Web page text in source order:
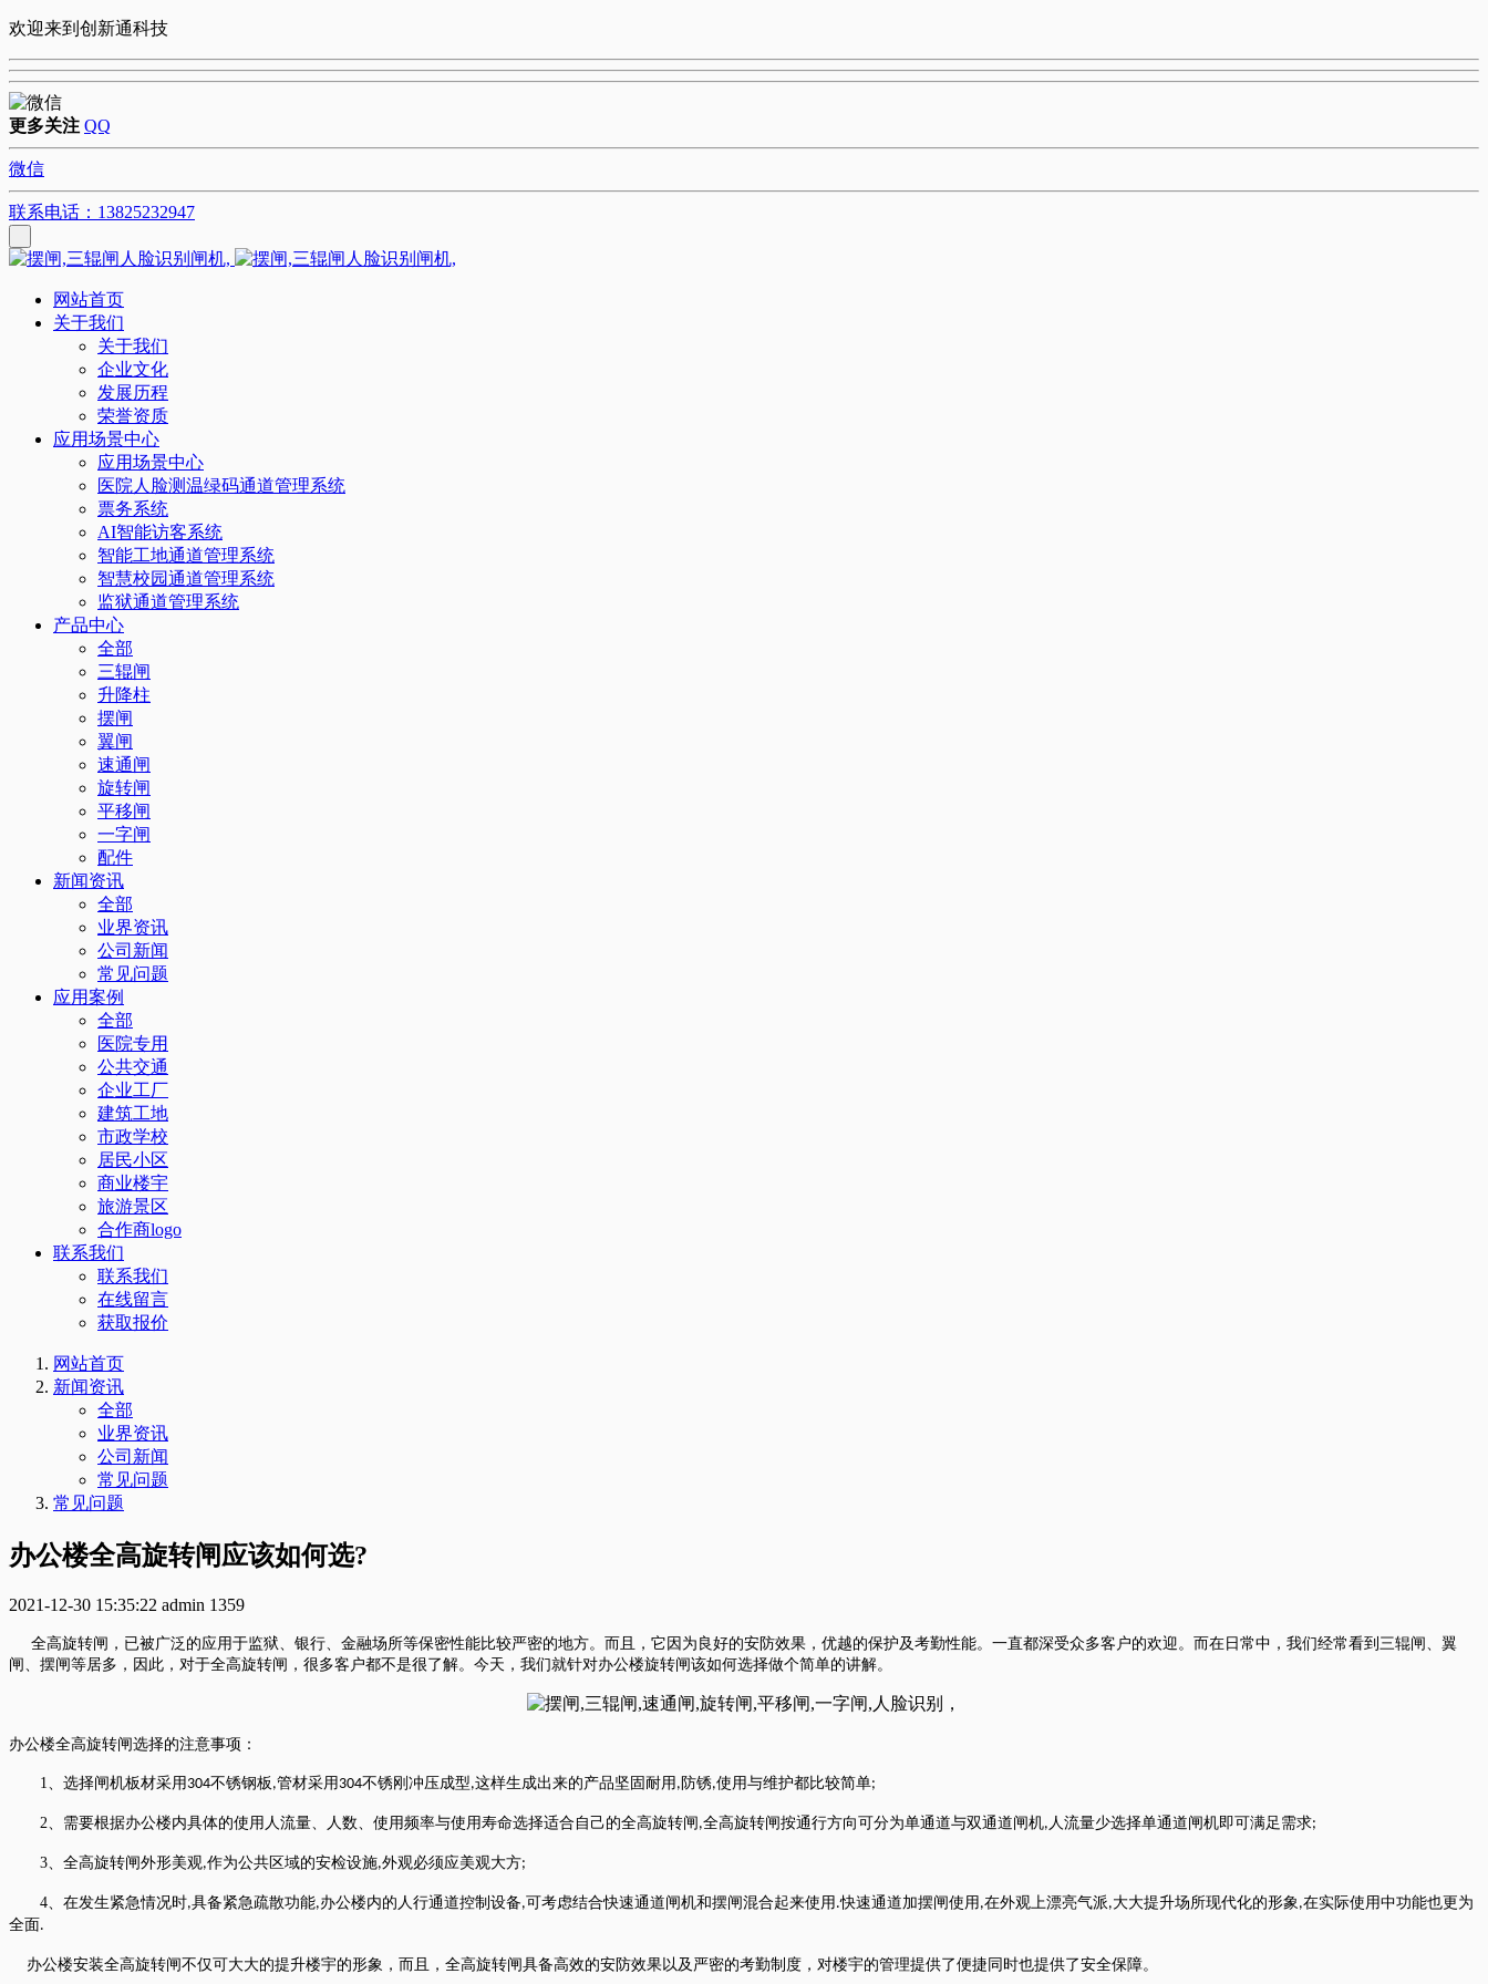
欢迎来到创新通科技
更多关注 QQ
微信
联系电话：13825232947
网站首页
关于我们
关于我们
企业文化
发展历程
荣誉资质
应用场景中心
应用场景中心
医院人脸测温绿码通道管理系统
票务系统
AI智能访客系统
智能工地通道管理系统
智慧校园通道管理系统
监狱通道管理系统
产品中心
全部
三辊闸
升降柱
摆闸
翼闸
速通闸
旋转闸
平移闸
一字闸
配件
新闻资讯
全部
业界资讯
公司新闻
常见问题
应用案例
全部
医院专用
公共交通
企业工厂
建筑工地
市政学校
居民小区
商业楼宇
旅游景区
合作商logo
联系我们
联系我们
在线留言
获取报价
网站首页
新闻资讯
全部
业界资讯
公司新闻
常见问题
常见问题
办公楼全高旋转闸应该如何选?
2021-12-30 15:35:22 admin 1359
全高旋转闸，已被广泛的应用于监狱、银行、金融场所等保密性能比较严密的地方。而且，它因为良好的安防效果，优越的保护及考勤性能。一直都深受众多客户的欢迎。而在日常中，我们经常看到三辊闸、翼
闸、摆闸等居多，因此，对于全高旋转闸，很多客户都不是很了解。今天，我们就针对办公楼旋转闸该如何选择做个简单的讲解。
办公楼全高旋转闸选择的注意事项：
1 、选择闸机板材采用 304不锈钢板 ,管材采用 304不锈刚冲压成型,这样生成出来的产品坚固耐用 , 防锈,使用与维护都比较简单;
2 、需要根据办公楼内具体的使用人流量、人数、使用频率与使用寿命选择适合自己的全高旋转闸 ,全高旋转闸按通行方向可分为单通道与双通道闸机, 人流量少选择单通道闸机即可满足需求;
3 、全高旋转闸外形美观,作为公共区域的安检设施,外观必须应美观大方;
4 、在发生紧急情况时,具备紧急疏散功能,办公楼内的人行通道控制设备,可考虑结合快速通道闸机和摆闸混合起来使用 .快速通道加摆闸使用 ,在外观上漂亮气派,大大提升场所现代化的形象 ,在实际使用中功能也更为
全面.
办公楼安装全高旋转闸不仅可大大的提升楼宇的形象，而且，全高旋转闸具备高效的安防效果以及严密的考勤制度，对楼宇的管理提供了便捷同时也提供了安全保障。